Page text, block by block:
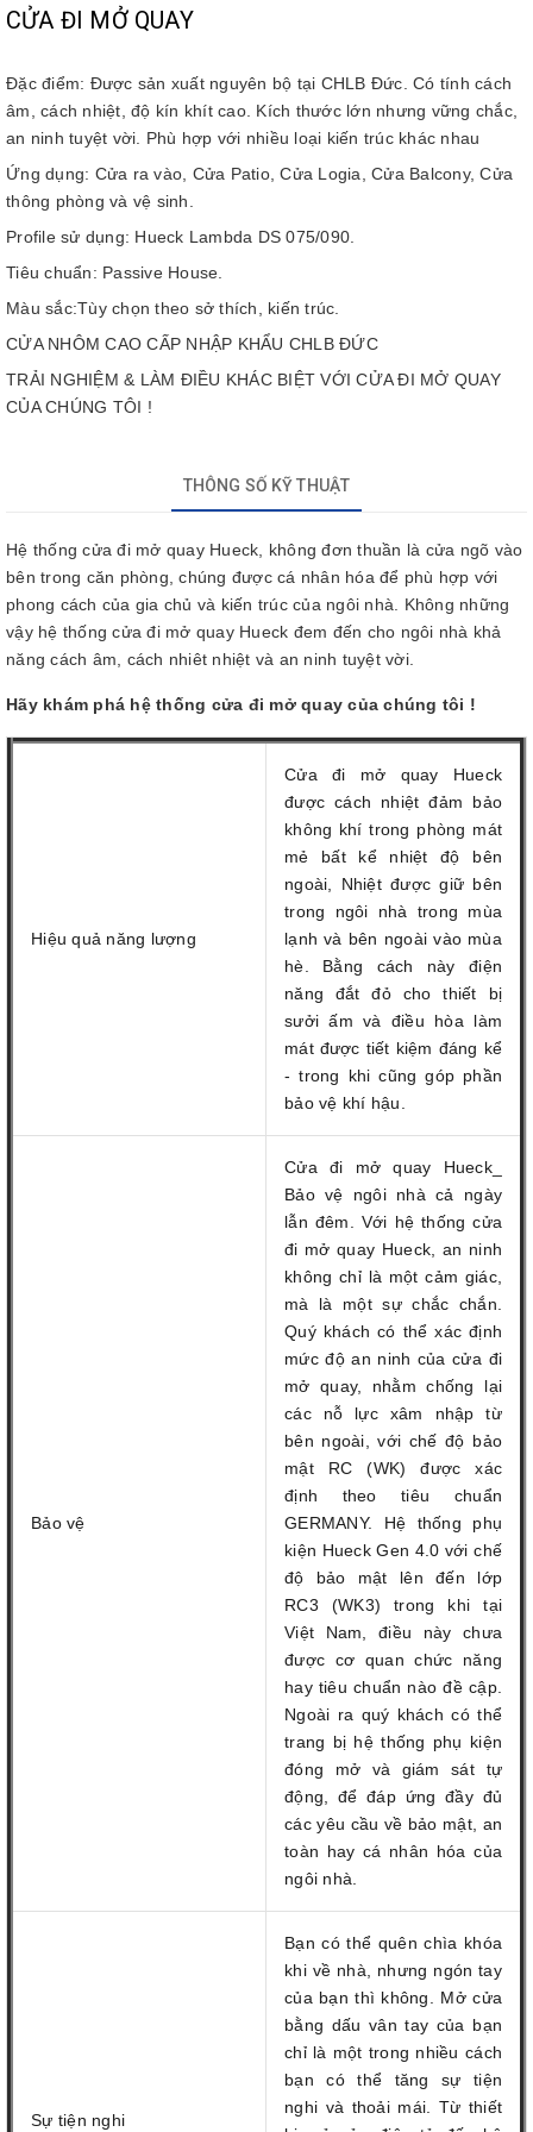
CỬA ĐI MỞ QUAY
Đặc điểm: Được sản xuất nguyên bộ tại CHLB Đức. Có tính cách
âm, cách nhiệt, độ kín khít cao. Kích thước lớn nhưng vững chắc,
an ninh tuyệt vời. Phù hợp với nhiều loại kiến trúc khác nhau
Ứng dụng: Cửa ra vào, Cửa Patio, Cửa Logia, Cửa Balcony, Cửa
thông phòng và vệ sinh.
Profile sử dụng: Hueck Lambda DS 075/090.
Tiêu chuẩn: Passive House.
Màu sắc:Tùy chọn theo sở thích, kiến trúc.
CỬA NHÔM CAO CẤP NHẬP KHẨU CHLB ĐỨC
TRẢI NGHIỆM & LÀM ĐIỀU KHÁC BIỆT VỚI CỬA ĐI MỞ QUAY
CỦA CHÚNG TÔI !
THÔNG SỐ KỸ THUẬT
Hệ thống cửa đi mở quay Hueck, không đơn thuần là cửa ngõ vào
bên trong căn phòng, chúng được cá nhân hóa để phù hợp với
phong cách của gia chủ và kiến trúc của ngôi nhà. Không những
vậy hệ thống cửa đi mở quay Hueck đem đến cho ngôi nhà khả
năng cách âm, cách nhiêt nhiệt và an ninh tuyệt vời.
Hãy khám phá hệ thống cửa đi mở quay của chúng tôi !
Hiệu quả năng lượng
Cửa đi mở quay Hueck
được cách nhiệt đảm bảo
không khí trong phòng mát
mẻ bất kể nhiệt độ bên
ngoài, Nhiệt được giữ bên
trong ngôi nhà trong mùa
lạnh và bên ngoài vào mùa
hè. Bằng cách này điện
năng đắt đỏ cho thiết bị
sưởi ấm và điều hòa làm
mát được tiết kiệm đáng kể
- trong khi cũng góp phần
bảo vệ khí hậu.
Bảo vệ
Cửa đi mở quay Hueck_
Bảo vệ ngôi nhà cả ngày
lẫn đêm. Với hệ thống cửa
đi mở quay Hueck, an ninh
không chỉ là một cảm giác,
mà là một sự chắc chắn.
Quý khách có thể xác định
mức độ an ninh của cửa đi
mở quay, nhằm chống lại
các nỗ lực xâm nhập từ
bên ngoài, với chế độ bảo
mật RC (WK) được xác
định theo tiêu chuẩn
GERMANY. Hệ thống phụ
kiện Hueck Gen 4.0 với chế
độ bảo mật lên đến lớp
RC3 (WK3) trong khi tại
Việt Nam, điều này chưa
được cơ quan chức năng
hay tiêu chuẩn nào đề cập.
Ngoài ra quý khách có thể
trang bị hệ thống phụ kiện
đóng mở và giám sát tự
động, để đáp ứng đầy đủ
các yêu cầu về bảo mật, an
toàn hay cá nhân hóa của
ngôi nhà.
Sự tiện nghi
Bạn có thể quên chìa khóa
khi về nhà, nhưng ngón tay
của bạn thì không. Mở cửa
bằng dấu vân tay của bạn
chỉ là một trong nhiều cách
bạn có thể tăng sự tiện
nghi và thoải mái. Từ thiết